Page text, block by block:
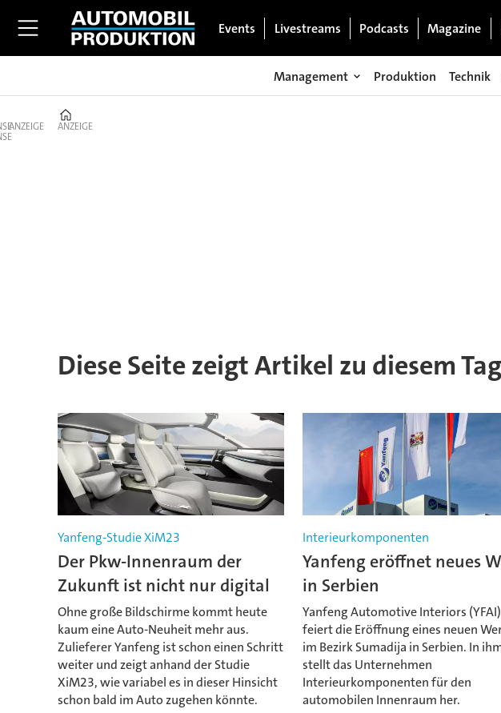
Events Livestreams Podcasts Magazine
Management Produktion Technik
ANZEIGE ANZEIGE
Diese Seite zeigt Artikel zu diesem
Yanfeng-Studie XiM23
Der Pkw-Innenraum der
Zukunft ist nicht nur digital
Ohne große Bildschirme kommt heute
kaum eine Auto-Neuheit mehr aus.
Zulieferer Yanfeng ist schon einen Schritt
weiter und zeigt anhand der Studie
XiM23, wie variabel es in dieser Hinsicht
schon bald im Auto zugehen könnte.
Interieurkomponenten
Yanfeng eröffnet neues
in Serbien
Yanfeng Automotive Interiors (YFAI)
feiert die Eröffnung eines neuen
im Bezirk Sumadija in Serbien. In
stellt das Unternehmen
Interieurkomponenten für den
automobilen Innenraum her.